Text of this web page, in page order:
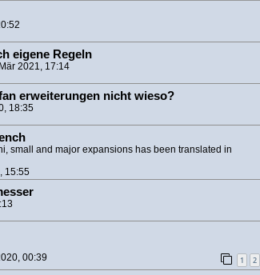
eigene Regeln
2021, 17:14
erweiterungen nicht wieso?
18:35
small and major expansions has been translated in
15:55
00:39 1 2